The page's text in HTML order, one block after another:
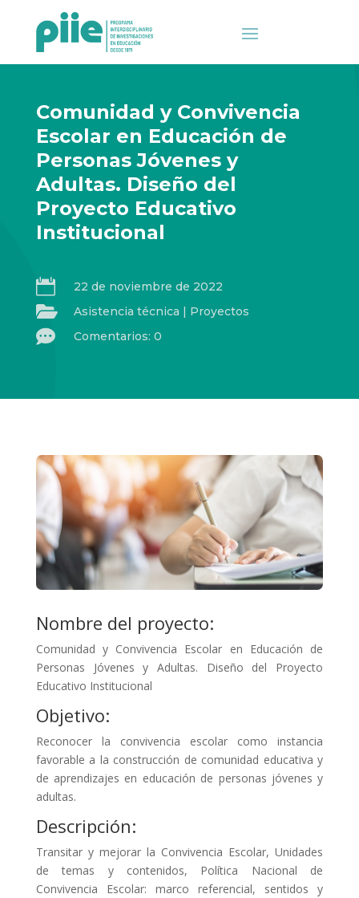
Comunidad y Convivencia
Escolar en Educación de
Personas Jóvenes y
Adultas. Diseño del
Proyecto Educativo
Institucional
 22 de noviembre de 2022
 Asistencia técnica | Proyectos
 Comentarios: 0
Nombre del proyecto:
Comunidad y Convivencia Escolar en Educación de
Personas Jóvenes y Adultas. Diseño del Proyecto
Educativo Institucional
Objetivo:
Reconocer la convivencia escolar como instancia
favorable a la construcción de comunidad educativa y
de aprendizajes en educación de personas jóvenes y
adultas.
Descripción:
Transitar y mejorar la Convivencia Escolar, Unidades
de temas y contenidos, Política Nacional de
Convivencia Escolar: marco referencial, sentidos y